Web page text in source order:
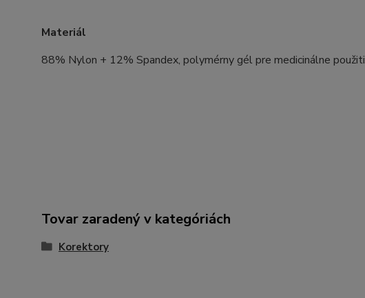
Materiál
88% Nylon + 12% Spandex, polymérny gél pre medicinálne
Tovar zaradený v kategóriách
Korektory